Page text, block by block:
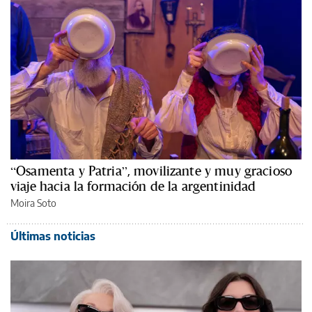
“Osamenta y Patria”, movilizante y muy gracioso
viaje hacia la formación de la argentinidad
Moira Soto
Últimas noticias